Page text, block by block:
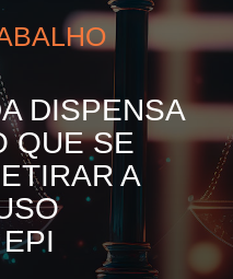
DISPENSA
QUE SE
A